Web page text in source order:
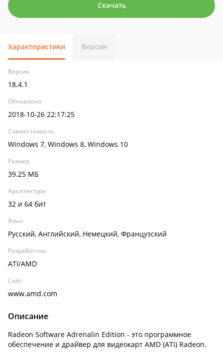
Скачать
Характеристики Версии
Версия
18.4.1
Обновлено
2018-10-26 22:17:25
Совместимость
Windows 7, Windows 8, Windows 10
Размер
39.25 МБ
Архитектура
32 и 64 бит
Язык
Русский, Английский, Немецкий, Французский
Разработчик
ATI/AMD
Сайт
www.amd.com
Описание
Radeon Software Adrenalin Edition - это программное
обеспечение и драйвер для видеокарт AMD (ATI) Radeon.